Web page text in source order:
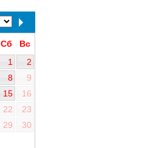
Сб
Вс
1
2
8
9
15
16
22
23
29
30